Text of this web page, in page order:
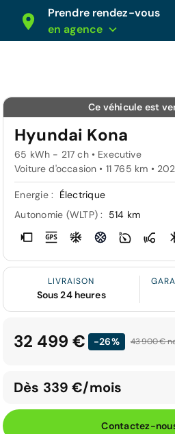
Prendre rendez-vous
en agence
Ce véhicule est
Hyundai Kona
65 kWh - 217 ch • Executive
Voiture d'occasion • 11 765 km •
Energie :
Électrique
Autonomie (WLTP) :
514 km
LIVRAISON
Sous 24 heures
32 499 € -26% 43 900 €
Dès 339 €/mois
Contactez-